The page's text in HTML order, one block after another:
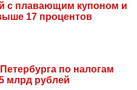
с плавающим купоном и
17 процентов
по налогам
млрд рублей